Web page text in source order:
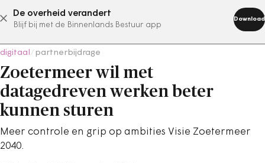
De overheid verandert
Blijf bij met de Binnenlands Bestuur app
Download
abonneer nu
digitaal partnerbijdrage
Zoetermeer wil met
datagedreven werken beter
kunnen sturen
Meer controle en grip op ambities Visie Zoetermeer
2040.